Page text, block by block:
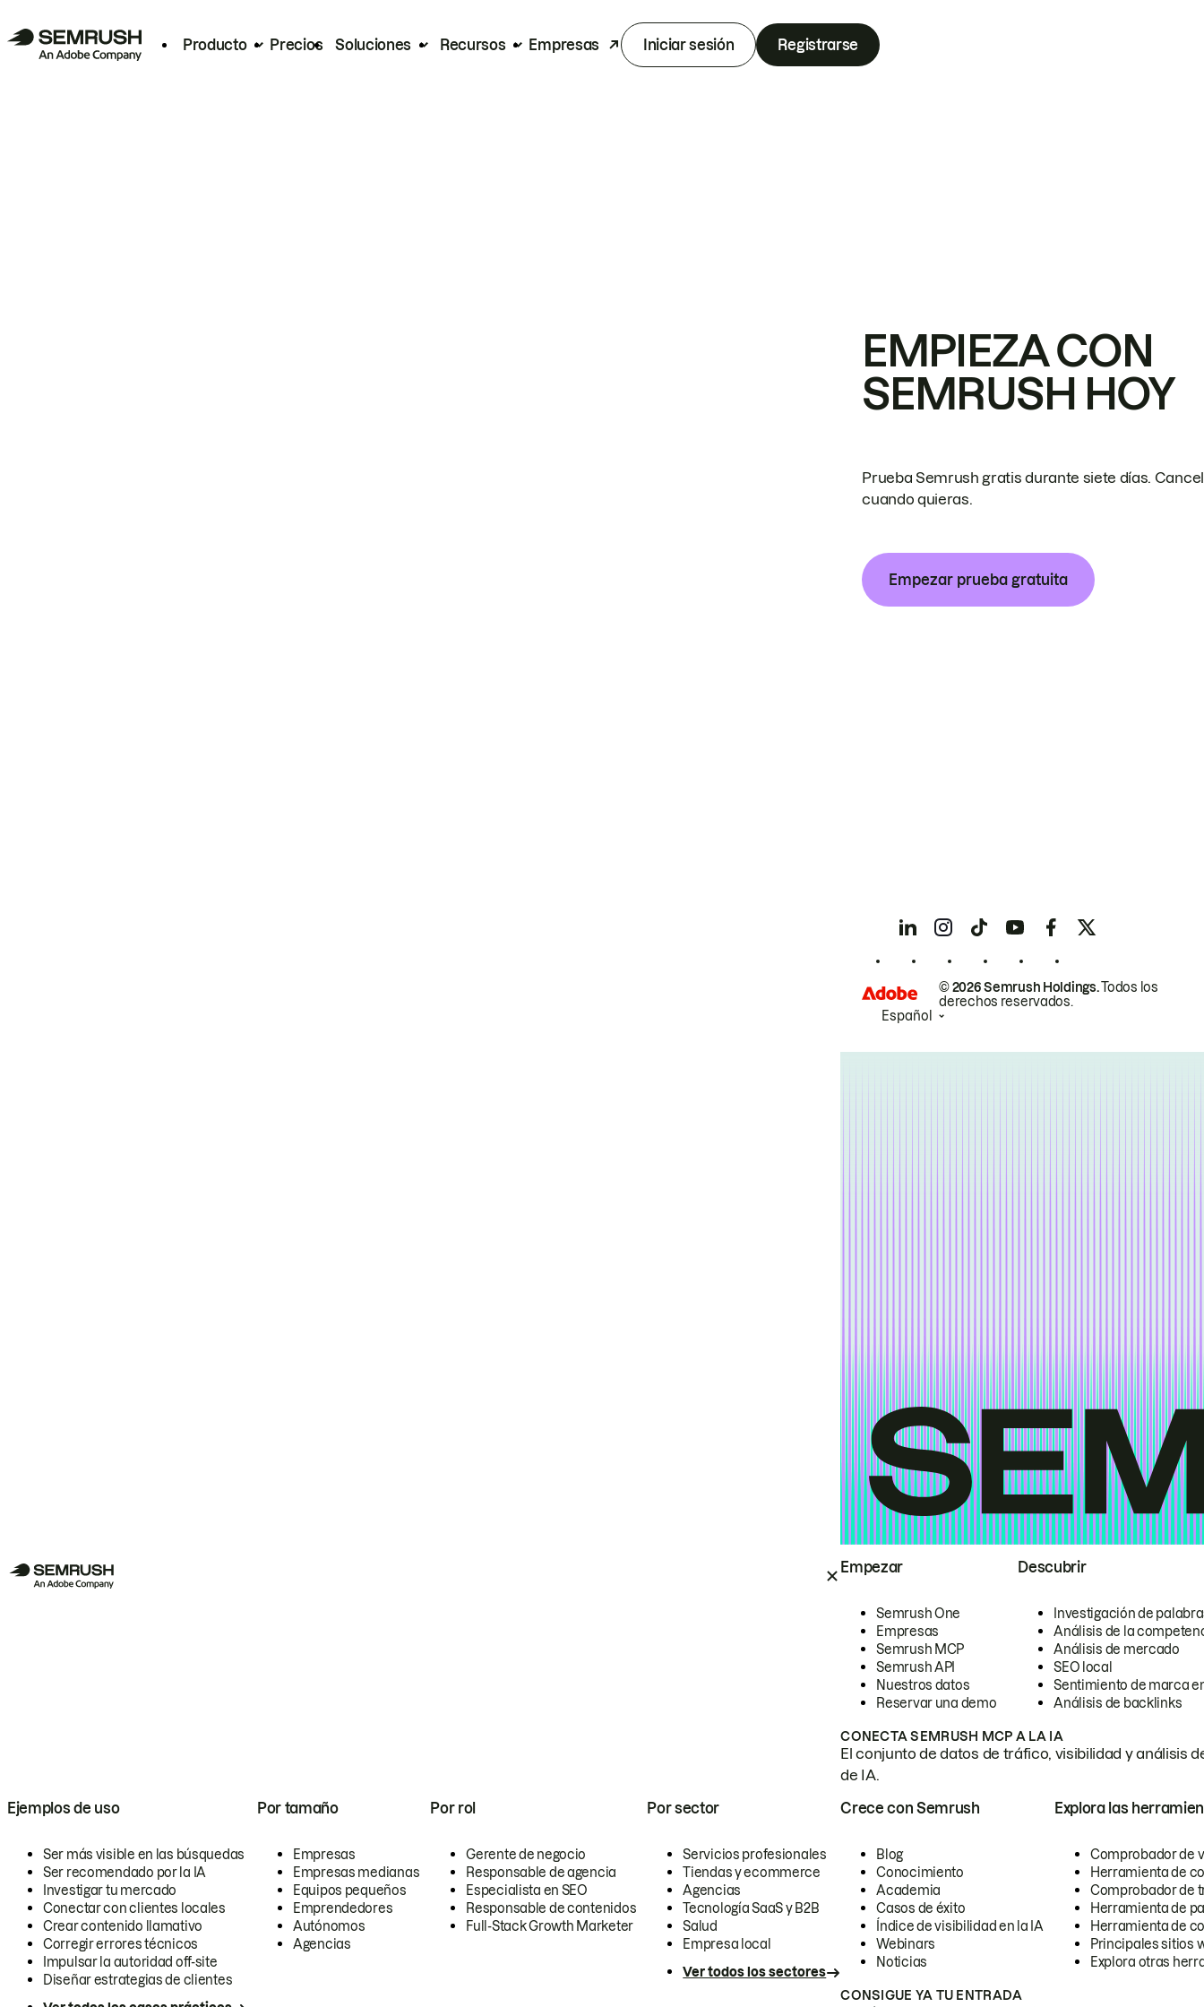
Producto Precios Soluciones Recursos Empresas Iniciar sesión Registrarse
Empezar
Semrush One
Empresas
Semrush MCP
Semrush API
Nuestros datos
Reservar una demo
Descubrir
Investigación de
Análisis de la
Análisis de mercado
SEO local
Sentimiento de marca
Análisis de backlinks
CONECTA SEMRUSH MCP A LA IA
El conjunto de datos de tráfico, visibilidad y análisis
de IA.
Ejemplos de uso
Ser más visible en las búsquedas
Ser recomendado por la IA
Investigar tu mercado
Conectar con clientes locales
Crear contenido llamativo
Corregir errores técnicos
Impulsar la autoridad off-site
Diseñar estrategias de clientes
Por tamaño
Empresas
Empresas medianas
Equipos pequeños
Emprendedores
Autónomos
Agencias
Por rol
Gerente de negocio
Responsable de agencia
Especialista en SEO
Responsable de contenidos
Full-Stack Growth Marketer
Por sector
Servicios profesionales
Tiendas y ecommerce
Agencias
Tecnología SaaS y B2B
Salud
Empresa local
Ver todos los sectores
Crece con Semrush
Blog
Conocimiento
Academia
Casos de éxito
Índice de visibilidad en la IA
Webinars
Noticias
Explora las
Comprobador de
Herramienta de
Comprobador de
Herramienta de
Herramienta de
Principales sitios
Explora otras
CONSIGUE YA TU ENTRADA
EMPIEZA CON
SEMRUSH HOY
Prueba Semrush gratis durante siete días.
cuando quieras.
Empezar prueba gratuita
© 2026 Semrush Holdings.Todos los
derechos reservados.
Español